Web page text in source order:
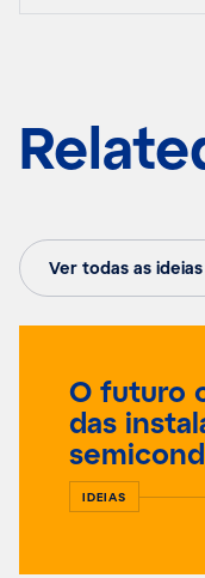
Ver todas as ideias
O futuro
das
IDEIAS